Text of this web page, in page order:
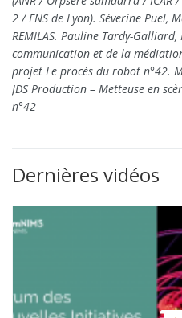
2 / ENS de Lyon). Séverine Puel,
REMILAS. Pauline Tardy-
communication et de la
projet Le procès du robot n°42.
JDS Production – Metteuse en
n°42
Dernières vidéos